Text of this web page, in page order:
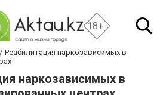
18+
Реабилитация наркозависимых в
наркозависимых в